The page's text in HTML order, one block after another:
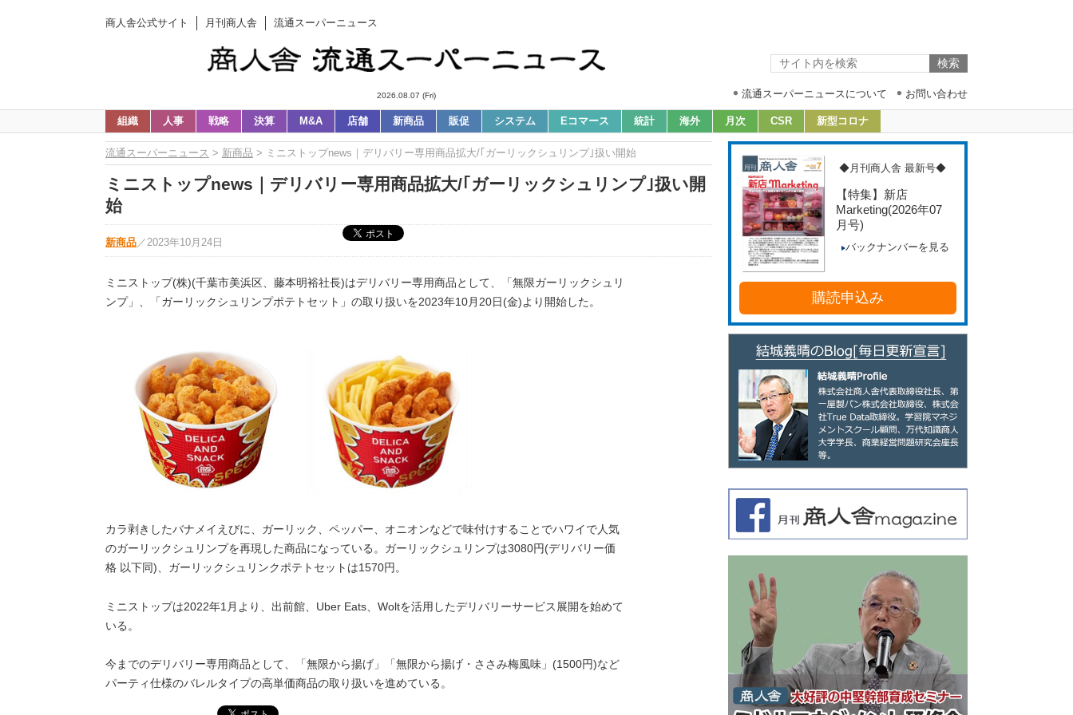
商人舎公式サイト 月刊商人舎 流通スーパーニュース
2026.08.07 (Fri) 流通スーパーニュースについて お問い合わせ
組織 人事 戦略 決算 M&A 店舗 新商品 販促 システム Eコマース 統計 海外 月次 CSR 新型コロナ
流通スーパーニュース > 新商品 > ミニストップnews｜デリバリー専用商品拡大/｢ガーリックシュリンプ｣扱い開始
ミニストップnews｜デリバリー専用商品拡大/｢ガーリックシュリンプ｣扱い開
始
新商品 ／ 2023年10月24日
ミニストップ(株)(千葉市美浜区、藤本明裕社長)はデリバリー専用商品として、「無限ガーリックシュリ
ンプ」、「ガーリックシュリンプポテトセット」の取り扱いを2023年10月20日(金)より開始した。
カラ剥きしたバナメイえびに、ガーリック、ペッパー、オニオンなどで味付けすることでハワイで人気
のガーリックシュリンプを再現した商品になっている。ガーリックシュリンプは3080円(デリバリー価
格 以下同)、ガーリックシュリンクポテトセットは1570円。
ミニストップは2022年1月より、出前館、Uber Eats、Woltを活用したデリバリーサービス展開を始めて
いる。
今までのデリバリー専用商品として、「無限から揚げ」「無限から揚げ・ささみ梅風味」(1500円)など
パーティ仕様のバレルタイプの高単価商品の取り扱いを進めている。
◆月刊商人舎 最新号◆
【特集】新店
Marketing(2026年07
月号)
バックナンバーを見る
購読申込み